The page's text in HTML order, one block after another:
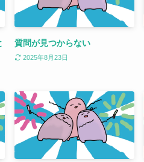
質問が見つからない
2025年8月23日